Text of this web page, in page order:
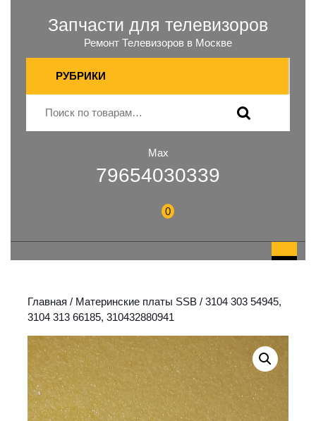
Запчасти для телевизоров
Ремонт Телевизоров в Москве
РУБРИКИ
Max
79654030339
0
Главная / Материнские платы SSB / 3104 303 54945,
3104 313 66185, 310432880941